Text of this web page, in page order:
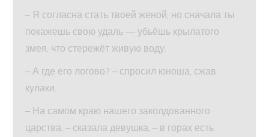
– Я согласна стать твоей женой, но сначала ты
покажешь свою удаль — убьёшь крылатого
змея, что стережёт живую воду.
– А где его логово? – спросил юноша, сжав
кулаки.
– На самом краю нашего заколдованного
царства, – сказала девушка, – в горах есть